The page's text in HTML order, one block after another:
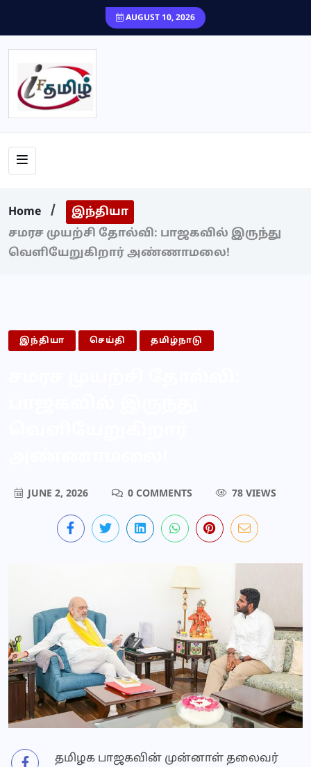
AUGUST 10, 2026
Home
இந்தியா
சமரச முயற்சி தோல்வி: பாஜகவில் இருந்து
வெளியேறுகிறார் அண்ணாமலை!
இந்தியா செய்தி தமிழ்நாடு
JUNE 2, 2026 0 COMMENTS 78 VIEWS
தமிழக பாஜகவின் முன்னாள் தலைவர்